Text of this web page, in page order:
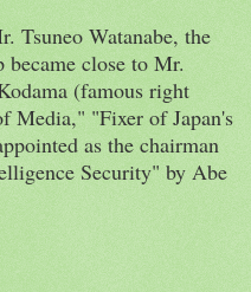
Tsuneo Watanabe, the
close to Mr.
(famous right
Media," "Fixer of Japan's
as the chairman
Security" by Abe